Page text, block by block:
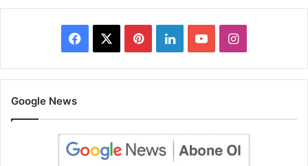
Facebook PinterestLinkedInYouTubeInstagram
Google News